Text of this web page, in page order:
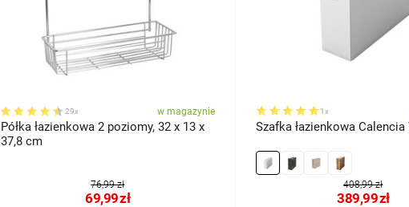
29x w magazynie
Półka łazienkowa 2 poziomy, 32 x 13 x
37,8 cm
76,99 zł
69,99zł
1x
Szafka łazienkowa Calencia
408,99 zł
389,99zł